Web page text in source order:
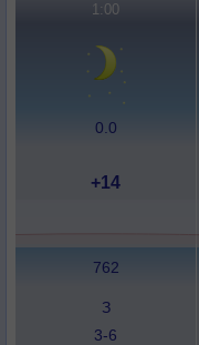
1:00
0.0
+14
762
З
3-6